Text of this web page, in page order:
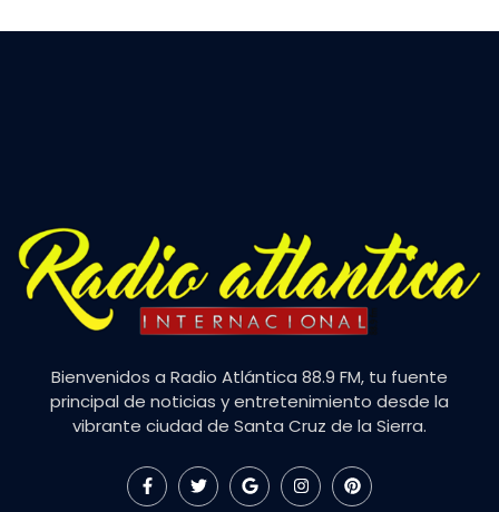
Bienvenidos a Radio Atlántica 88.9 FM, tu fuente
principal de noticias y entretenimiento desde la
vibrante ciudad de Santa Cruz de la Sierra.